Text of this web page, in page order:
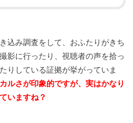
込み調査をして、おふたりがきち
影に行ったり、視聴者の声を拾っ
りしている証拠が挙がっていま
ルさが印象的ですが、実はかなり
いますね？